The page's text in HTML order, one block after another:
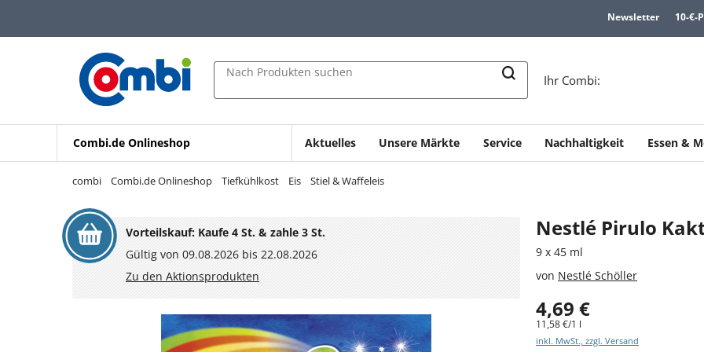
Zur Navigation springen
Zur Suche springen
Newsletter 10-€-
Nach Produkten suchen
Ihr Combi:
Combi.de Onlineshop Aktuelles Unsere Märkte Service Nachhaltigkeit Essen &
combi Combi.de Onlineshop Tiefkühlkost Eis Stiel & Waffeleis
Vorteilskauf: Kaufe 4 St. & zahle 3 St.
Gültig von 09.08.2026 bis 22.08.2026
Zu den Aktionsprodukten
Nestlé Pirulo
9 x 45 ml
von Nestlé Schöller
4,69 €
11,58 €/1 l
inkl. MwSt., zzgl. Versand